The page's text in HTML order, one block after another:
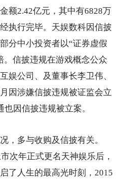
额2.42亿元，其中有6828万
执行完毕。天娱数科因信披
分中小投资者以“证券虚假
。信披违规在游戏概念公众
娱公司、及董事长李卫伟、
因涉嫌信披违规被证监会立
因信披违规被立案。
，多与收购及信披有关。
次年正式更名天神娱乐后，
了人生的最高光时刻，2015